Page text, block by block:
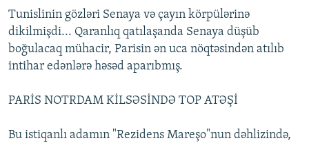
Tunislinin gözləri Senaya və çayın körpülərinə
dikilmişdi... Qaranlıq qatılaşanda Senaya düşüb
boğulacaq mühacir, Parisin ən uca nöqtəsindən atılıb
intihar edənlərə həsəd aparıbmış.
PARİS NOTRDAM KİLSƏSİNDƏ TOP ATƏŞİ
Bu istiqanlı adamın "Rezidens Mareşo"nun dəhlizində,